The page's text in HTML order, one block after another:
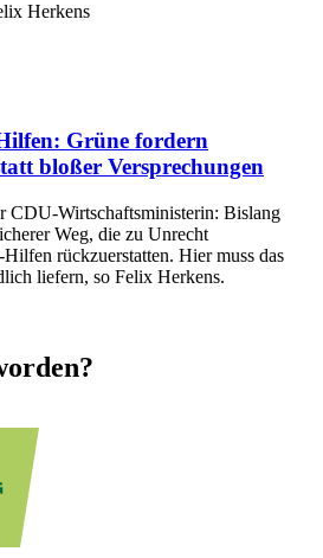
Grüne fordern
bloßer Versprechungen
CDU-Wirtschaftsministerin: Bislang
Weg, die zu Unrecht
rückzuerstatten. Hier muss das
liefern, so Felix Herkens.